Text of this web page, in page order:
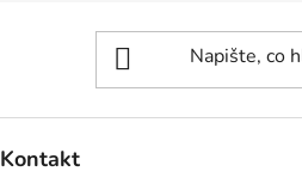
Kontakt